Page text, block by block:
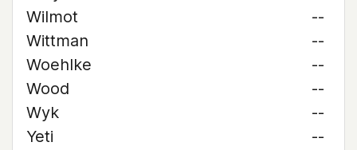
Wilmot
--
Wittman
--
Woehlke
--
Wood
--
Wyk
--
Yeti
--